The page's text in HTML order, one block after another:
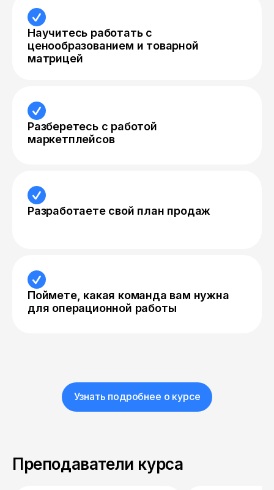
Научитесь работать с
ценообразованием и товарной
матрицей
Разберетесь с работой
маркетплейсов
Разработаете свой план продаж
Поймете, какая команда вам нужна
для операционной работы
Узнать подробнее о курсе
Преподаватели курса